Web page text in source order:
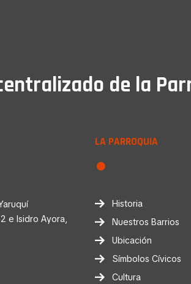
de la
e Isidro Ayora,
LA PARROQUIA
Historia
Nuestros Barrios
Ubicación
Símbolos Cívicos
Cultura